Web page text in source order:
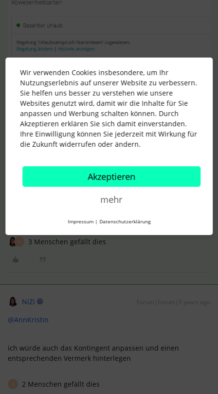
also hier, mit dem Stift… dann noch den Kommentar, warum,
und damit ist gut. Denk ich. Würde ich so machen.
Ob und wie das dann im Lohn/Gehaltsbereich dargestellt
Viele Grüße,
3 Menschen gefällt dies
NiZi Forum|Forum|5 years ago
@AnnKristin
ich würde auch das Kontingent anpassen und einen
entsprechenden Vermerk hinterlegen
2 Menschen gefällt dies
Wir verwenden Cookies insbesondere, um Ihr
Nutzungserlebnis auf unserer Website zu verbessern.
Sie helfen uns besser zu verstehen wie unsere
Websites genutzt wird, damit wir die Inhalte für Sie
anpassen und Werbung schalten können. Durch
Akzeptieren erklären Sie sich damit einverstanden.
Ihre Einwilligung können Sie jederzeit mit Wirkung für
die Zukunft widerrufen oder ändern.
Akzeptieren
mehr
Impressum | Datenschutzerklärung